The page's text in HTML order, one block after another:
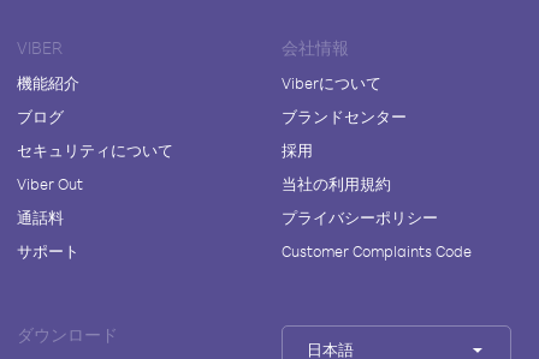
VIBER
機能紹介
ブログ
セキュリティについて
Viber Out
通話料
サポート
会社情報
Viberについて
ブランドセンター
採用
当社の利用規約
プライバシーポリシー
Customer Complaints Code
ダウンロード
日本語